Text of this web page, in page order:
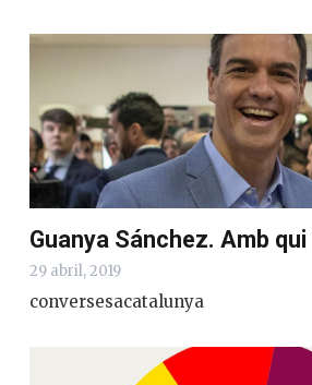
Guanya Sánchez. Amb
29 abril, 2019
conversesacatalunya